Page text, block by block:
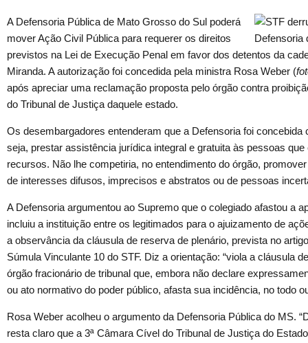
A Defensoria Pública de Mato Grosso do Sul poderá
mover Ação Civil Pública para requerer os direitos
previstos na Lei de Execução Penal em favor dos detentos da
Miranda. A autorização foi concedida pela ministra Rosa Weber (
após apreciar uma reclamação proposta pelo órgão contra
do Tribunal de Justiça daquele estado.
Os desembargadores entenderam que a Defensoria foi
seja, prestar assistência jurídica integral e gratuita às pessoas
recursos. Não lhe competiria, no entendimento do órgão,
de interesses difusos, imprecisos e abstratos ou de pessoas
A Defensoria argumentou ao Supremo que o colegiado afastou a
incluiu a instituição entre os legitimados para o ajuizamento de
a observância da cláusula de reserva de plenário, prevista no
Súmula Vinculante 10 do STF. Diz a orientação: “viola a cláusula
órgão fracionário de tribunal que, embora não declare
ou ato normativo do poder público, afasta sua incidência, no todo
Rosa Weber acolheu o argumento da Defensoria Pública do MS.
resta claro que a 3ª Câmara Cível do Tribunal de Justiça do